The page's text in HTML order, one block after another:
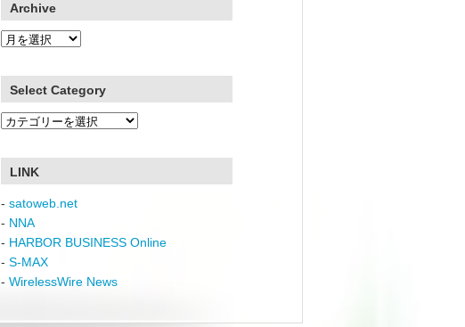
Archive
Archive
Select Category
Select
LINK
- satoweb.net
- NNA
- HARBOR BUSINESS Online
- S-MAX
- WirelessWire News